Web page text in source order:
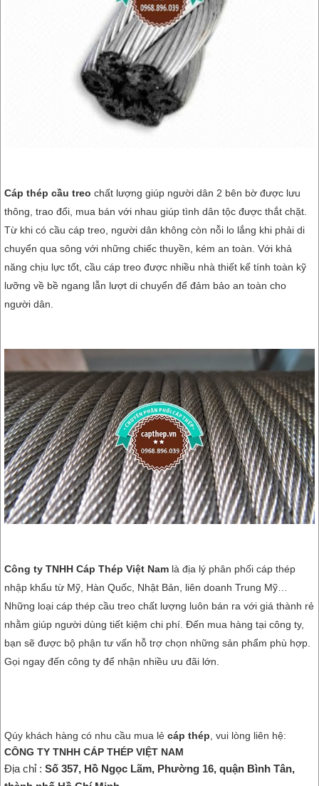
Cáp thép cầu treo chất lượng giúp người dân 2 bên bờ được lưu
thông, trao đổi, mua bán với nhau giúp tình dân tộc được thắt chặt.
Từ khi có cầu cáp treo, người dân không còn nỗi lo lắng khi phải di
chuyển qua sông với những chiếc thuyền, kém an toàn. Với khả
năng chịu lực tốt, cầu cáp treo được nhiều nhà thiết kế tính toàn kỹ
lưỡng về bề ngang lẫn lượt di chuyển để đảm bảo an toàn cho
người dân.
Công ty TNHH Cáp Thép Việt Nam là địa lý phân phối cáp thép
nhập khẩu từ Mỹ, Hàn Quốc, Nhật Bản, liên doanh Trung Mỹ…
Những loại cáp thép cầu treo chất lượng luôn bán ra với giá thành rẻ
nhằm giúp người dùng tiết kiệm chi phí. Đến mua hàng tại công ty,
bạn sẽ được bộ phận tư vấn hỗ trợ chọn những sản phẩm phù hợp.
Gọi ngay đến công ty để nhận nhiều ưu đãi lớn.
Qúy khách hàng có nhu cầu mua lẻ cáp thép , vui lòng liên hệ:
CÔNG TY TNHH CÁP THÉP VIỆT NAM
Địa chỉ : Số 357, Hồ Ngọc Lãm, Phường 16, quận Bình Tân,